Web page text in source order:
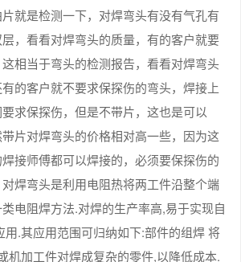
就是检测一下，对焊弯头有没有气孔有
，看看对焊弯头的质量，有的客户就要
相当于弯头的检测报告，看看对焊弯头
的客户就不要求保探伤的弯头，焊接上
求保探伤，但是不带片，这也是可以
片对焊弯头的价格相对高一些，因为这
接师傅都可以焊接的，必须要保探伤的
焊弯头是利用电阻热将两工件沿整个端
电阻焊方法.对焊的生产率高,易于实现自
用.其应用范围可归纳如下:部件的组焊 将
机加工件对焊成复杂的零件,以降低成本.